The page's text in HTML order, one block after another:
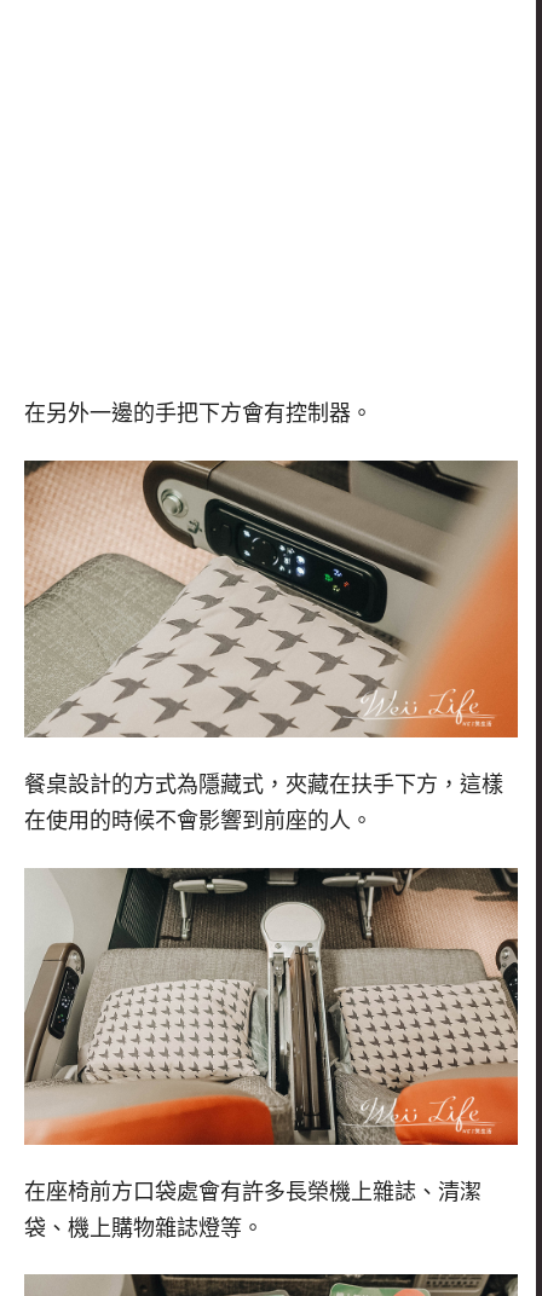
在另外一邊的手把下方會有控制器。
餐桌設計的方式為隱藏式，夾藏在扶手下方，這樣
在使用的時候不會影響到前座的人。
在座椅前方口袋處會有許多長榮機上雜誌、清潔
袋、機上購物雜誌燈等。